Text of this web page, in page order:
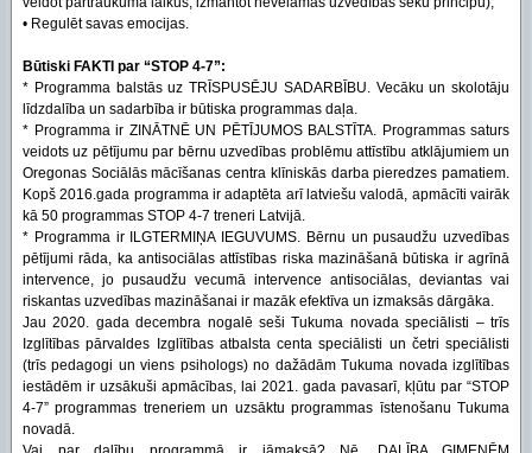
• Regulēt savas emocijas.
Būtiski FAKTI par “STOP 4-7”:
* Programma balstās uz TRĪSPUSĒJU SADARBĪBU. Vecāku un skolotāju
līdzdalība un sadarbība ir būtiska programmas daļa.
* Programma ir ZINĀTNĒ UN PĒTĪJUMOS BALSTĪTA. Programmas saturs
veidots uz pētījumu par bērnu uzvedības problēmu attīstību atklājumiem un
Oregonas Sociālās mācīšanas centra klīniskās darba pieredzes pamatiem.
Kopš 2016.gada programma ir adaptēta arī latviešu valodā, apmācīti vairāk
kā 50 programmas STOP 4-7 treneri Latvijā.
* Programma ir ILGTERMIŅA IEGUVUMS. Bērnu un pusaudžu uzvedības
pētījumi rāda, ka antisociālas attīstības riska mazināšanā būtiska ir agrīnā
intervence, jo pusaudžu vecumā intervence antisociālas, deviantas vai
riskantas uzvedības mazināšanai ir mazāk efektīva un izmaksās dārgāka.
Jau 2020. gada decembra nogalē seši Tukuma novada speciālisti – trīs
Izglītības pārvaldes Izglītības atbalsta centa speciālisti un četri speciālisti
(trīs pedagogi un viens psihologs) no dažādām Tukuma novada izglītības
iestādēm ir uzsākuši apmācības, lai 2021. gada pavasarī, kļūtu par “STOP
4-7” programmas treneriem un uzsāktu programmas īstenošanu Tukuma
novadā.